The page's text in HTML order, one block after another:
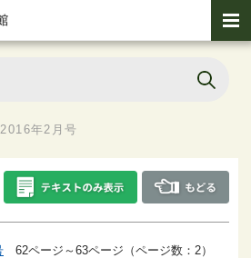
2016年2月号
62ページ～63ページ（ページ数：2）